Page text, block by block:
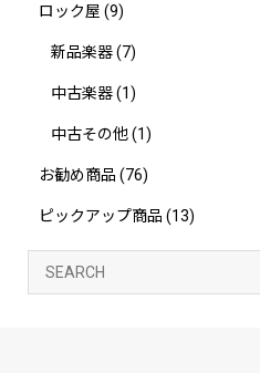
ロック屋 (9)
新品楽器(7)
中古楽器(1)
中古その他(1)
お勧め商品 (76)
ピックアップ商品 (13)